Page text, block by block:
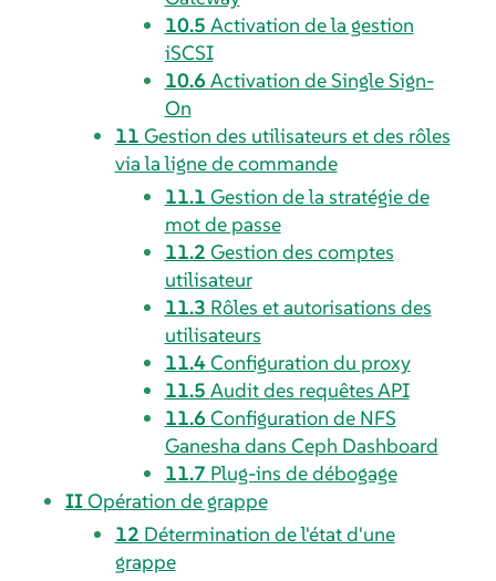
10.5 Activation de la gestion
iSCSI
10.6 Activation de Single Sign-
On
11 Gestion des utilisateurs et des rôles
via la ligne de commande
11.1 Gestion de la stratégie de
mot de passe
11.2 Gestion des comptes
utilisateur
11.3 Rôles et autorisations des
utilisateurs
11.4Configuration du proxy
11.5 Audit des requêtes API
11.6 Configuration de NFS
Ganesha dans Ceph Dashboard
11.7 Plug-ins de débogage
IIOpération de grappe
12 Détermination de l'état d'une
grappe